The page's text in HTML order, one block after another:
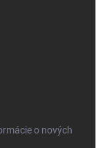
o nových